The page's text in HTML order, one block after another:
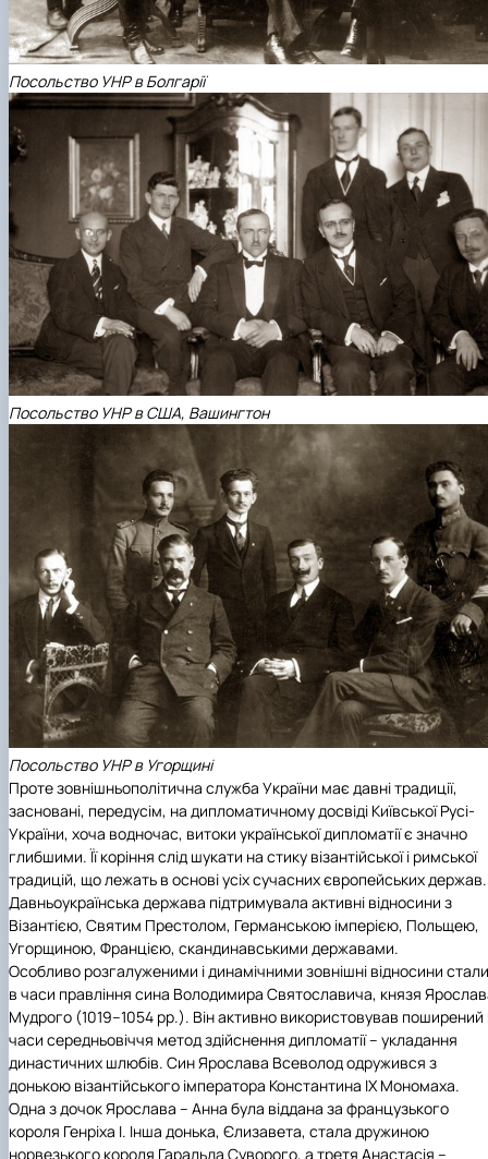
Посольство УНР в Болгарії
Посольство УНР в США, Вашингтон
Посольство УНР в Угорщині
Проте зовнішньополітична служба України має давні традиції,
засновані, передусім, на дипломатичному досвіді Київської Русі-
України, хоча водночас, витоки української дипломатії є значно
глибшими. Її коріння слід шукати на стику візантійської і римської
традицій, що лежать в основі усіх сучасних європейських держав.
Давньоукраїнська держава підтримувала активні відносини з
Візантією, Святим Престолом, Германською імперією, Польщею,
Угорщиною, Францією, скандинавськими державами.
Особливо розгалуженими і динамічними зовнішні відносини стали
в часи правління сина Володимира Святославича, князя
Мудрого (1019–1054 рр.). Він активно використовував поширений
часи середньовіччя метод здійснення дипломатії – укладання
династичних шлюбів. Син Ярослава Всеволод одружився з
донькою візантійського імператора Константина ІX Мономаха.
Одна з дочок Ярослава – Анна була віддана за французького
короля Генріха І. Інша донька, Єлизавета, стала дружиною
норвезького короля Гаральда Суворого, а третя Анастасія –